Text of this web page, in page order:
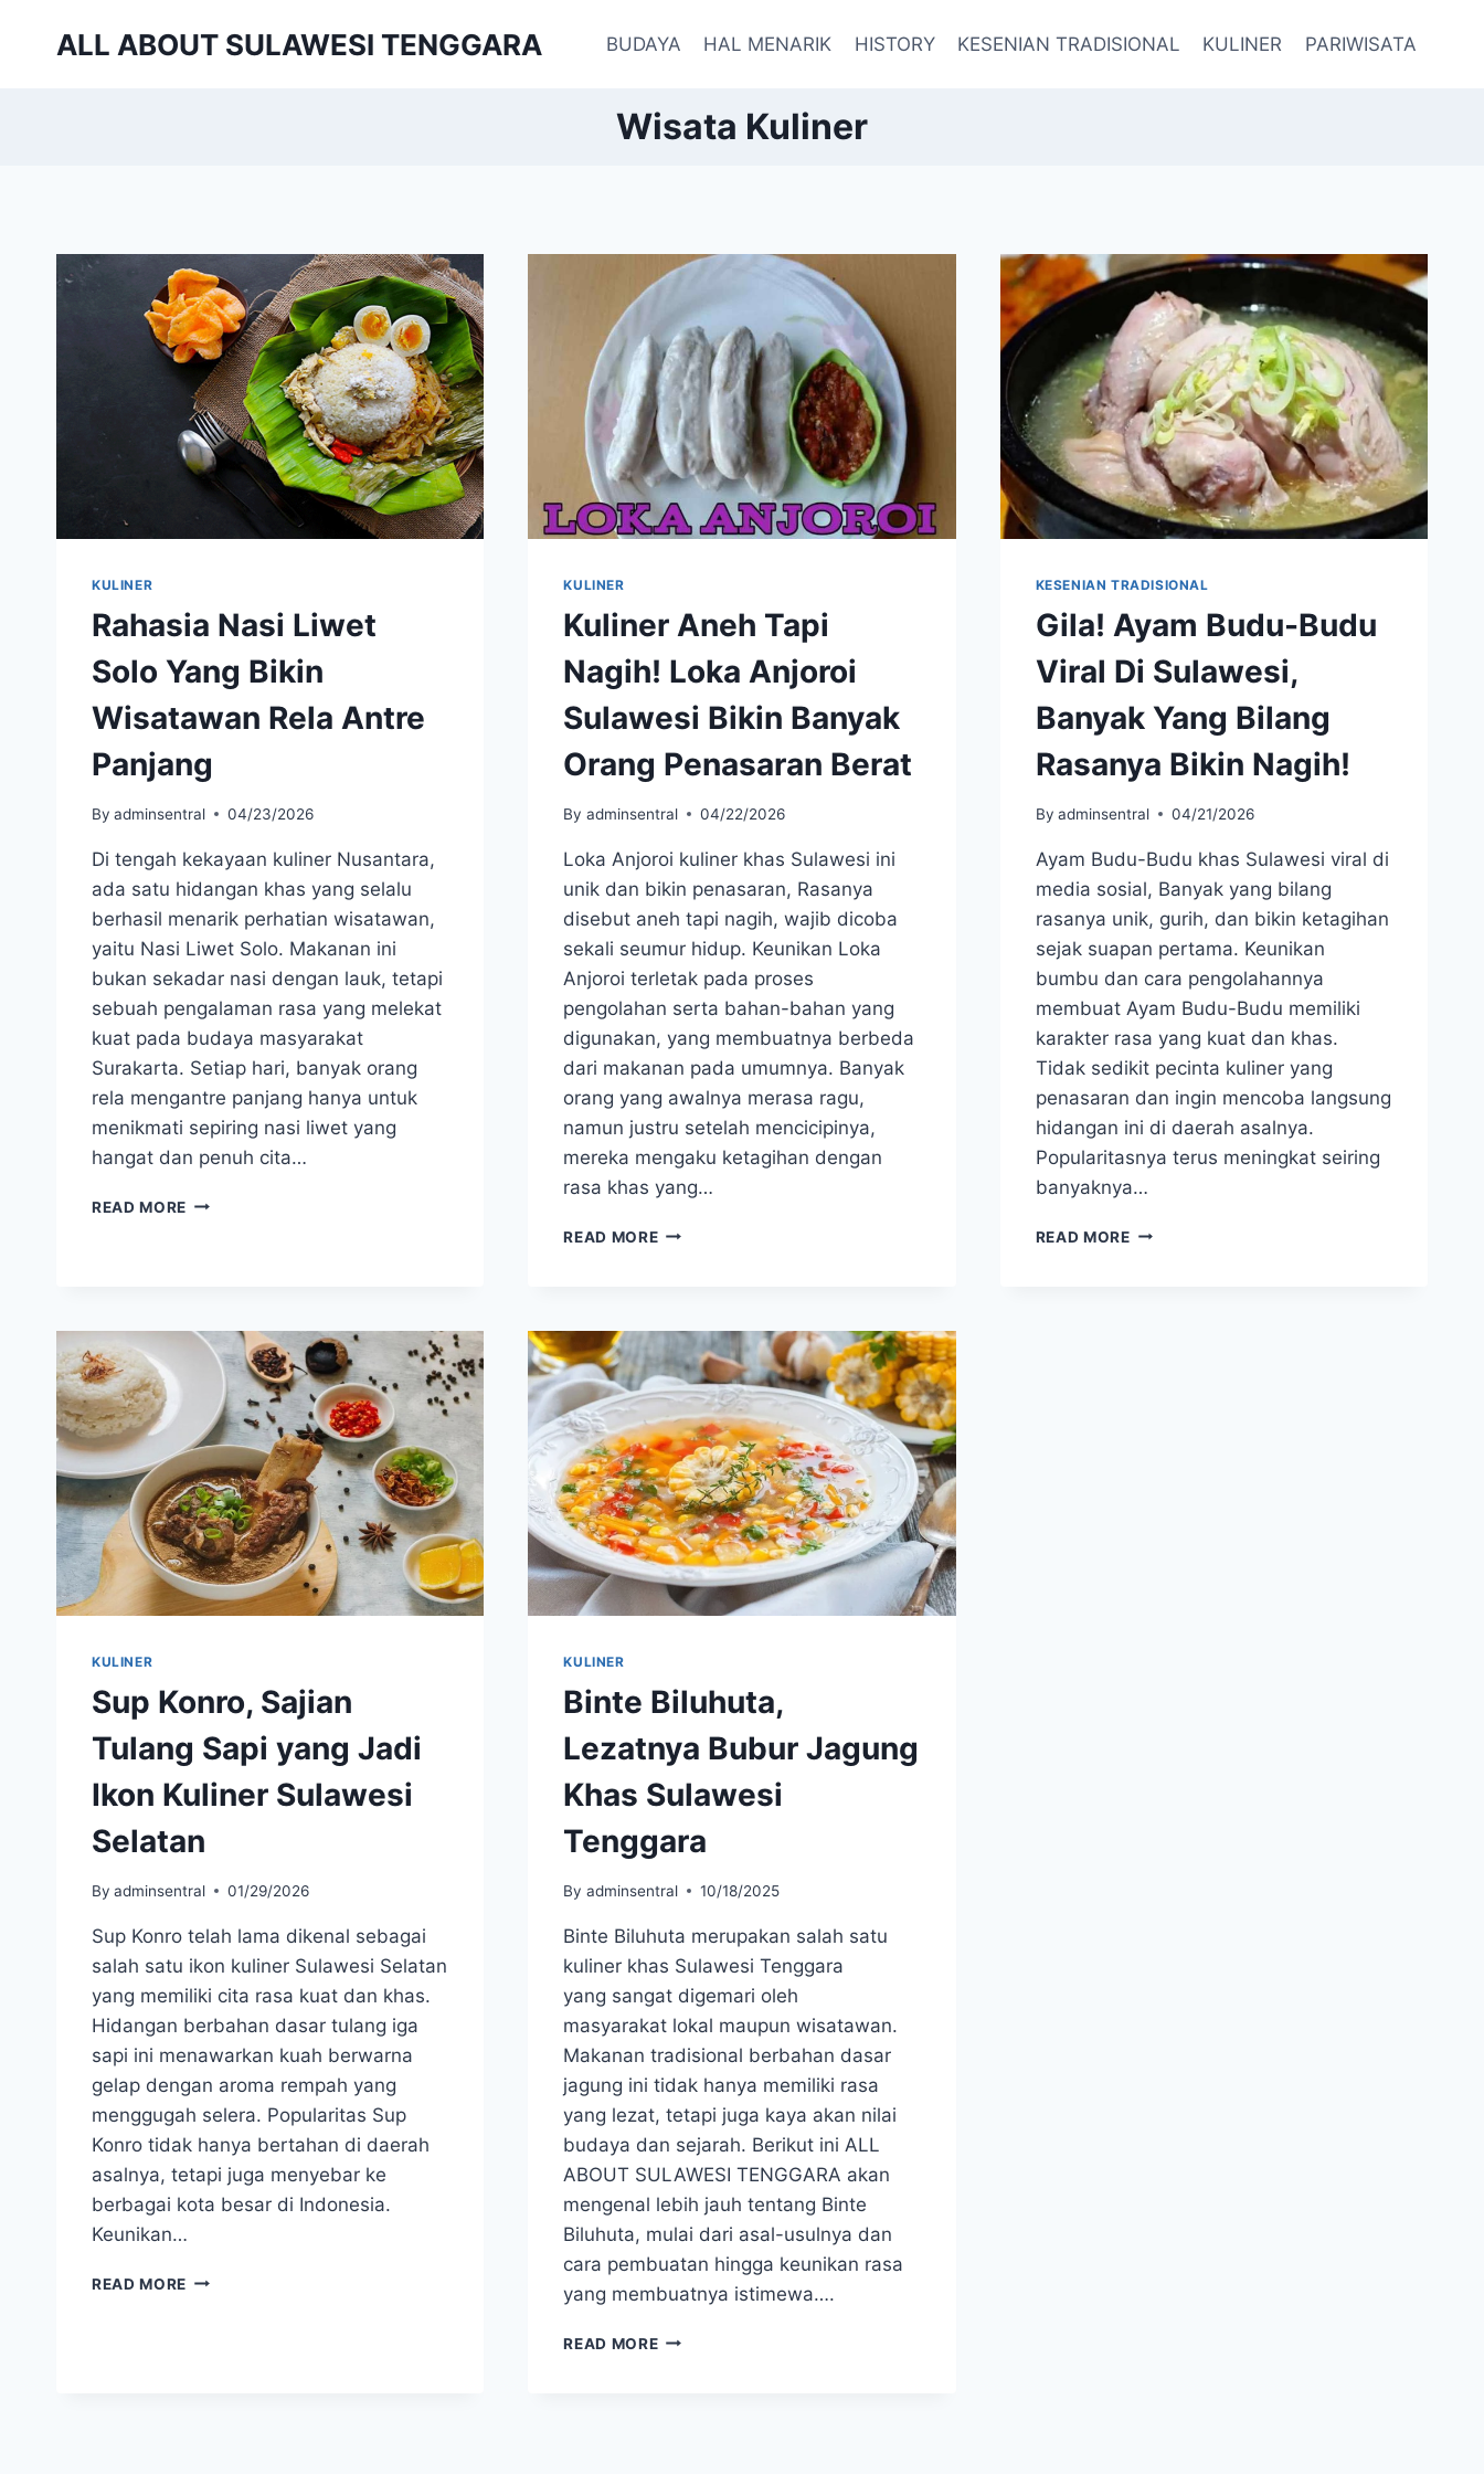
ALL ABOUT SULAWESI TENGGARA BUDAYA HAL MENARIK HISTORY KESENIAN TRADISIONAL KULINER PARIWISATA
Wisata Kuliner
KULINER
Rahasia Nasi Liwet
Solo Yang Bikin
Wisatawan Rela Antre
Panjang
By adminsentral 04/23/2026
Di tengah kekayaan kuliner Nusantara,
ada satu hidangan khas yang selalu
berhasil menarik perhatian wisatawan,
yaitu Nasi Liwet Solo. Makanan ini
bukan sekadar nasi dengan lauk, tetapi
sebuah pengalaman rasa yang melekat
kuat pada budaya masyarakat
Surakarta. Setiap hari, banyak orang
rela mengantre panjang hanya untuk
menikmati sepiring nasi liwet yang
hangat dan penuh cita…
READ MORE RAHASIA
WISATAWAN
RELA
ANTRE
PANJANG
KULINER
Kuliner Aneh Tapi
Nagih! Loka Anjoroi
Sulawesi Bikin Banyak
Orang Penasaran Berat
By adminsentral 04/22/2026
Loka Anjoroi kuliner khas Sulawesi ini
unik dan bikin penasaran, Rasanya
disebut aneh tapi nagih, wajib dicoba
sekali seumur hidup. Keunikan Loka
Anjoroi terletak pada proses
pengolahan serta bahan-bahan yang
digunakan, yang membuatnya berbeda
dari makanan pada umumnya. Banyak
orang yang awalnya merasa ragu,
namun justru setelah mencicipinya,
mereka mengaku ketagihan dengan
rasa khas yang…
READ MOREKULINER
ANJOROI
SULAWESI
BIKIN
BANYAK
ORANG
PENASARAN
BERAT
KESENIAN TRADISIONAL
Gila! Ayam Budu-Budu
Viral Di Sulawesi,
Banyak Yang Bilang
Rasanya Bikin Nagih!
By adminsentral 04/21/2026
Ayam Budu-Budu khas Sulawesi viral di
media sosial, Banyak yang bilang
rasanya unik, gurih, dan bikin ketagihan
sejak suapan pertama. Keunikan
bumbu dan cara pengolahannya
membuat Ayam Budu-Budu memiliki
karakter rasa yang kuat dan khas.
Tidak sedikit pecinta kuliner yang
penasaran dan ingin mencoba langsung
hidangan ini di daerah asalnya.
Popularitasnya terus meningkat seiring
banyaknya…
READ MOREGILA!
KULINER
Sup Konro, Sajian
Tulang Sapi yang Jadi
Ikon Kuliner Sulawesi
Selatan
By adminsentral 01/29/2026
Sup Konro telah lama dikenal sebagai
salah satu ikon kuliner Sulawesi Selatan
yang memiliki cita rasa kuat dan khas.
Hidangan berbahan dasar tulang iga
sapi ini menawarkan kuah berwarna
gelap dengan aroma rempah yang
menggugah selera. Popularitas Sup
Konro tidak hanya bertahan di daerah
asalnya, tetapi juga menyebar ke
berbagai kota besar di Indonesia.
Keunikan…
READ MORE SUP
KULINER
Binte Biluhuta,
Lezatnya Bubur Jagung
Khas Sulawesi
Tenggara
By adminsentral 10/18/2025
Binte Biluhuta merupakan salah satu
kuliner khas Sulawesi Tenggara
yang sangat digemari oleh
masyarakat lokal maupun wisatawan.
Makanan tradisional berbahan dasar
jagung ini tidak hanya memiliki rasa
yang lezat, tetapi juga kaya akan nilai
budaya dan sejarah. Berikut ini ALL
ABOUT SULAWESI TENGGARA akan
mengenal lebih jauh tentang Binte
Biluhuta, mulai dari asal-usulnya dan
cara pembuatan hingga keunikan rasa
yang membuatnya istimewa….
READ MOREBINTE